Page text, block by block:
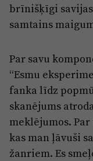
brīnišķīgi
samtains
Par savu
“Esmu
fanka līdz
skanējums
meklējumos.
kas man ļāvuši
žanriem. Es